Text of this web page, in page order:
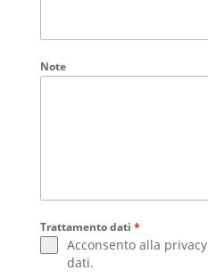
Note
Trattamento dati *
Acconsento alla
dati.